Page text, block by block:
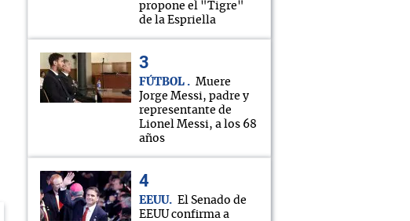
propone el "Tigre"
de la Espriella
FÚTBOL
Muere
Jorge Messi, padre y
representante de
Lionel Messi, a los 68
años
EEUU
El Senado de
EEUU confirma a